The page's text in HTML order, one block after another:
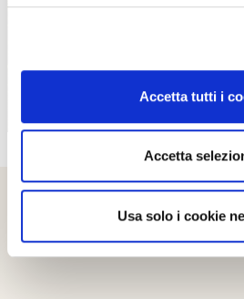
Accetta tutti i
Accetta
Usa solo i cookie